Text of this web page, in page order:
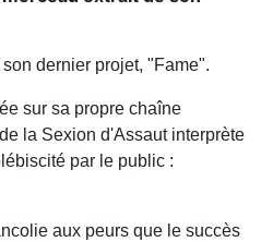
dernier projet, "Fame".
sur sa propre chaîne
la Sexion d'Assaut interprète
par le public :
aux peurs que le succès